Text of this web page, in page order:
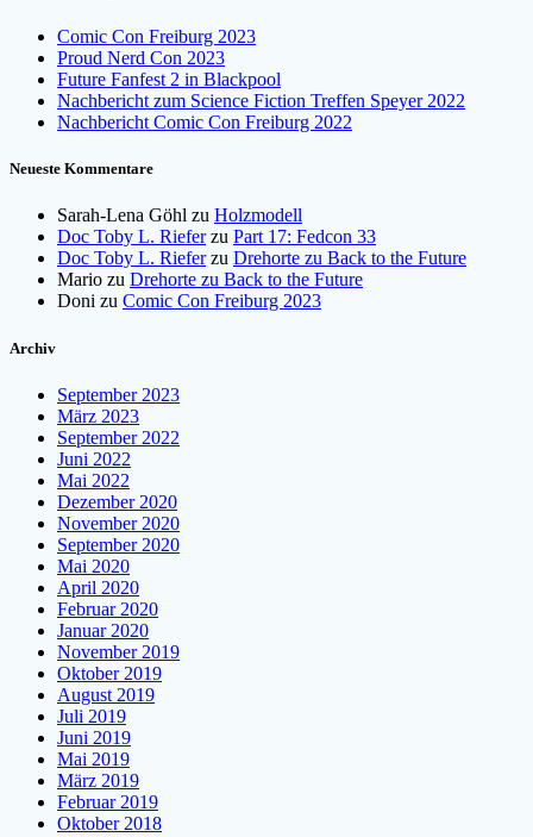
Comic Con Freiburg 2023
Proud Nerd Con 2023
Future Fanfest 2 in Blackpool
Nachbericht zum Science Fiction Treffen Speyer 2022
Nachbericht Comic Con Freiburg 2022
Neueste Kommentare
Sarah-Lena Göhl zu Holzmodell
Doc Toby L. Rieferzu Part 17: Fedcon 33
Doc Toby L. Rieferzu Drehorte zu Back to the Future
Mario zu Drehorte zu Back to the Future
Doni zu Comic Con Freiburg 2023
Archiv
September 2023
März 2023
September 2022
Juni 2022
Mai 2022
Dezember 2020
November 2020
September 2020
Mai 2020
April 2020
Februar 2020
Januar 2020
November 2019
Oktober 2019
August 2019
Juli 2019
Juni 2019
Mai 2019
März 2019
Februar 2019
Oktober 2018